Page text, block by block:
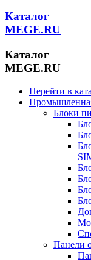
Каталог
MEGE.RU
Каталог
MEGE.RU
Перейти в
Блоки
Панели